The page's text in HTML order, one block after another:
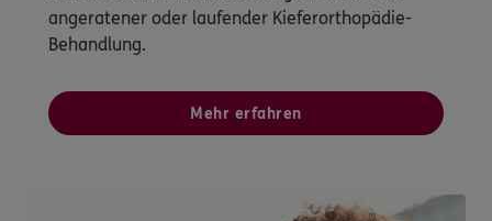
angeratener oder laufender Kieferorthopädie-
Behandlung.
Mehr erfahren